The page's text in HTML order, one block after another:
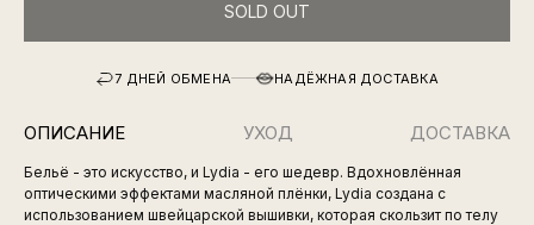
SOLD OUT
7 ДНЕЙ ОБМЕНА НАДЁЖНАЯ ДОСТАВКА
ОПИСАНИЕ УХОД ДОСТАВКА
Бельё - это искусство, и Lydia - его шедевр. Вдохновлённая
оптическими эффектами масляной плёнки, Lydia создана с
использованием швейцарской вышивки, которая скользит по телу